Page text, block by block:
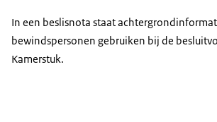
In een beslisnota staat
bewindspersonen gebruiken bij de
Kamerstuk.